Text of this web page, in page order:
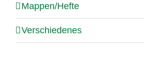
Mappen/Hefte
Verschiedenes